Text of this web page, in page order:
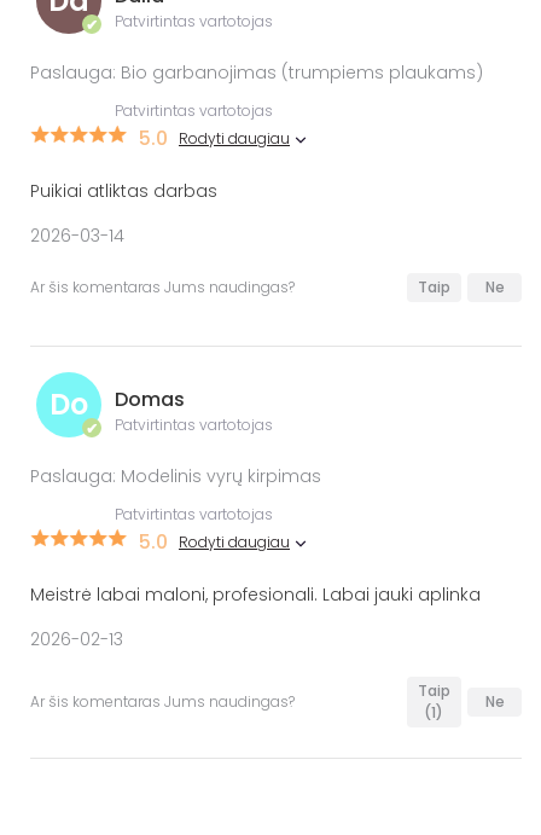
✔ Patvirtintas vartotojas
Paslauga: Bio garbanojimas (trumpiems plaukams)
Patvirtintas vartotojas
5.0 Rodyti daugiau
Puikiai atliktas darbas
2026-03-14
Ar šis komentaras Jums naudingas? Taip Ne
Do
✔
Domas
Patvirtintas vartotojas
Paslauga: Modelinis vyrų kirpimas
Patvirtintas vartotojas
5.0 Rodyti daugiau
Meistrė labai maloni, profesionali. Labai jauki aplinka
2026-02-13
Ar šis komentaras Jums naudingas?
Taip
(1)
Ne